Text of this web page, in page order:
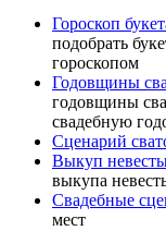
Гороскоп
подобрать
гороскопом
Годовщины
годовщины
свадебную
Сценарий
Выкуп
выкупа
Свадебные
мест